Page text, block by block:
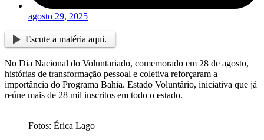
agosto 29, 2025
Escute a matéria aqui.
No Dia Nacional do Voluntariado, comemorado em 28 de agosto,
histórias de transformação pessoal e coletiva reforçaram a
importância do Programa Bahia. Estado Voluntário, iniciativa que já
reúne mais de 28 mil inscritos em todo o estado.
Fotos: Érica Lago